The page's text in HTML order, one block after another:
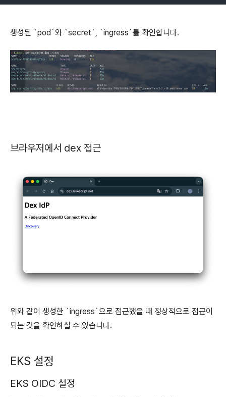
생성된 `pod`와 `secret`, `ingress`를 확인합니다.
브라우저에서 dex 접근
위와 같이 생성한 `ingress`으로 접근했을 때 정상적으로 접근이
되는 것을 확인하실 수 있습니다.
EKS 설정
EKS OIDC 설정